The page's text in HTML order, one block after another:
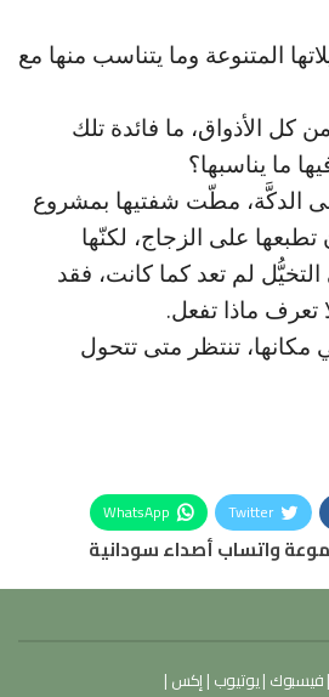
المتنوعة وما يتناسب منها مع
كل الأذواق، ما فائدة تلك
ما يناسبها؟
الدكَّة، مطّت شفتيها بمشروع
تطبعها على الزجاج، لكنّها
لم تعد كما كانت، فقد
تعرف ماذا تفعل.
تنتظر متى تتحول
Twitter
WhatsApp
واتساب أصداء سودانية
|فيسبوك |يوتيوب |إكس |